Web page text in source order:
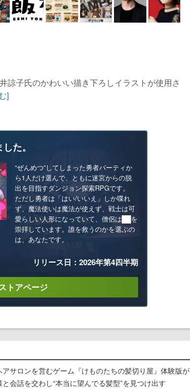
諒⼦氏のかわいい描き下ろしイラストが使⽤さ
]
た。
“ぜんめつ”してしまった勇者パーティか
ら1人だけ選んで、ともに迷宮からの脱
出を目指すダンジョン探索RPGです。
ただし勇者は「はい/いいえ」しか喋れ
ず、魔法使いは魔法が使えず、戦士は可
愛らしい人形になっていて、僧侶は██を
崇拝しています。誰を救うのかを選ぶの
は、あなたです。
リリース日：2026年第4四半期
トアページ
アサロンを営むゲーム『けものたちの髪切り屋』体験版が
会話を交わし“本当に望んでる髪型”を見つけ出す